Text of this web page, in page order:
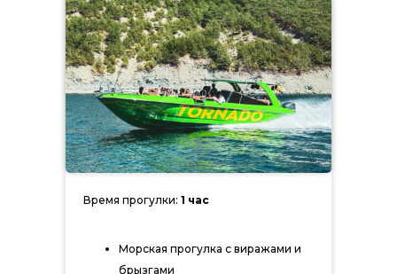
Морская прогулка с виражами и
брызгами
Время прогулки: 1 час